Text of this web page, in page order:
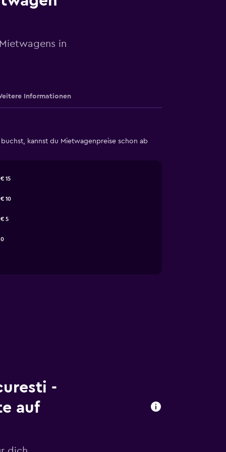
in
Informationen
kannst du Mietwagenpreise schon ab
0
€ 5
€ 10
€ 15
-
auf